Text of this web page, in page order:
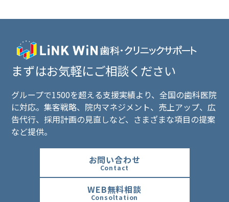
まずはお気軽にご相談ください
グループで1500を超える支援実績より、全国の歯科医院
に対応。集客戦略、院内マネジメント、売上アップ、広
告代行、採用計画の見直しなど、さまざまな項目の提案
など提供。
お問い合わせ
Contact
WEB無料相談
Consoltation